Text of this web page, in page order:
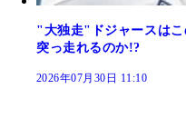
"大独走"ドジャースは
突っ走れるのか!?
2026年07月30日 11:10